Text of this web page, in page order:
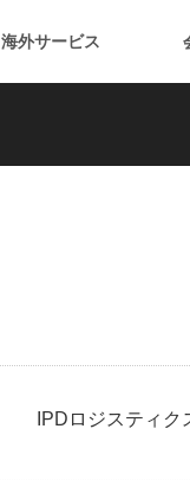
海外サービス
IPDロジスティク